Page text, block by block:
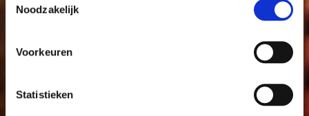
Noodzakelijk
Voorkeuren
Statistieken